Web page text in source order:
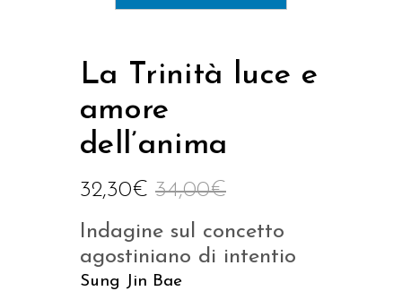
La Trinità luce e
amore
dell’anima
34,00€
32,30€
Indagine sul concetto
agostiniano di intentio
Sung Jin Bae